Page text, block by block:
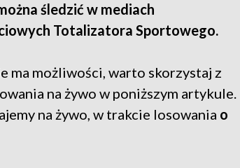
śledzić w mediach
Totalizatora Sportowego.
ma możliwości, warto skorzystaj z
na żywo w poniższym artykule.
na żywo, w trakcie losowania o